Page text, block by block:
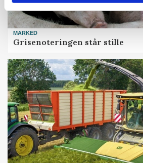
MARKED
Grisenoteringen står stille